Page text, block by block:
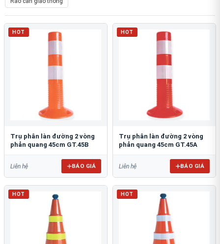
HOT
Trụ phân làn đường 2 vòng
phản quang 45cm GT.45B
Liên hệ BÁO GIÁ
HOT
Trụ phân làn đường 2 vòng
phản quang 45cm GT.45A
Liên hệ BÁO GIÁ
HOT HOT